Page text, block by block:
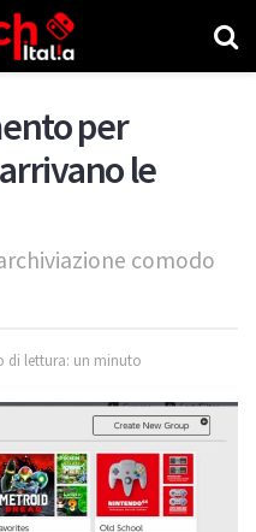
per
le
comodo
di lettura: un minuto